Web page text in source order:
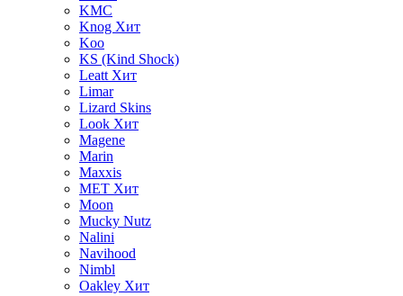
KMC
Knog Хит
Koo
KS (Kind Shock)
Leatt Хит
Limar
Lizard Skins
Look Хит
Magene
Marin
Maxxis
MET Хит
Moon
Mucky Nutz
Nalini
Navihood
Nimbl
Oakley Хит